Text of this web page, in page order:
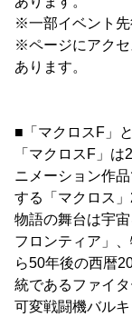
※一部イベント先
※ページにアクセ
あります。
■「マクロスF」
「マクロスF」
ニメーション作
する「マクロス
物語の舞台は宇
フロンティア」
ら50年後の西暦
統であるファイ
可変戦闘機バル